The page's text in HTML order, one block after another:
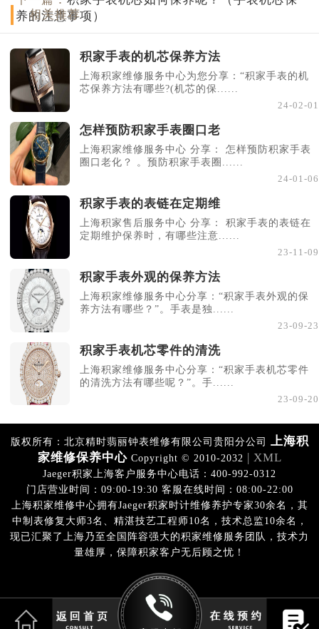
养的注意事项）
相关推荐
积家手表的机芯保养方法
上海积家维修服务中心为您分享：“积家手表的机
芯保养方法有哪些?(机芯的保......
24-02-01
怎样预防积家手表圈口老
上海积家维修服务中心 分享： 怎样预防积家手表
圈口老化？ 。预防积家手表圈......
24-01-06
积家手表的表链在定期维
上海积家售后服务中心 分享： 积家手表的表链在
定期维护保养时，有哪些注意......
23-11-09
积家手表外观的保养方法
上海积家维修服务中心分享：“积家手表外观的保
养方法有哪些？”。手表是独......
23-09-23
积家手表机芯零件的清洗
上海积家维修服务中心分享：“积家手表机芯零件
的清洗方法有哪些呢？”。手......
23-09-20
版权所有：北京精时翡丽钟表维修有限公司贵阳分公司
上海积
家维修保养中心Copyright © 2010-2032 | XML
Jaeger积家上海客户服务中心电话：400-992-0312
门店营业时间：09:00-19:30 客服在线时间：08:00-22:00
上海积家维修中心拥有Jaeger积家时计维修养护专家30余名，其
中制表修复大师3名、精湛技艺工程师10名，技术总监10余名，
现已汇聚了上海乃至全国阵容强大的积家维修服务团队，技术力
量雄厚，保障积家客户无后顾之忧！